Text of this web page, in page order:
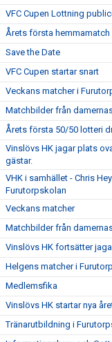
VFC Cupen Lottning
Årets första hemmamatch
Save the Date
VFC Cupen startar snart
Veckans matcher i
Matchbilder från
Årets första 50/50 lotteri
Vinslövs HK jagar plats
gästar.
VHK i samhället - Chris
Furutorpskolan
Veckans matcher
Matchbilder från
Vinslövs HK fortsätter
Helgens matcher i
Medlemsfika
Vinslövs HK startar nya
Tränarutbildning i